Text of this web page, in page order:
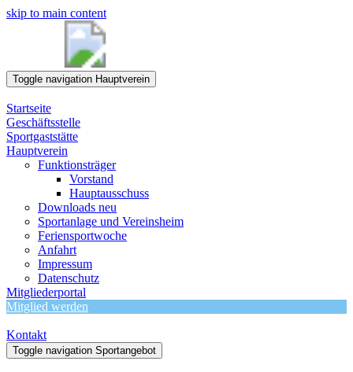
skip to main content
Toggle navigation Hauptverein
Startseite
Geschäftsstelle
Sportgaststätte
Hauptverein
Funktionsträger
Vorstand
Hauptausschuss
Downloads neu
Sportanlage und Vereinsheim
Feriensportwoche
Anfahrt
Impressum
Datenschutz
Mitgliederportal
Mitglied werden
Kontakt
Toggle navigation Sportangebot